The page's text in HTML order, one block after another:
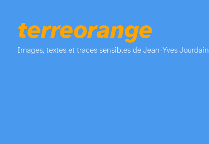
terreorange
Images, textes et traces sensibles de Jean-Yves Jourdain